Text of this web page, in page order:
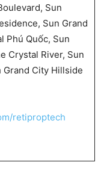
Sun
Sun Grand
Phú Quốc, Sun
Crystal River, Sun
Grand City Hillside
retiproptech